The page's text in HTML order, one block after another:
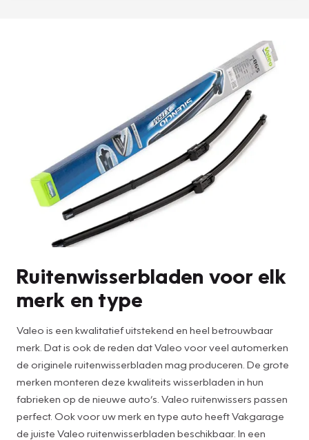
Ruitenwisserbladen voor elk
merk en type
Valeo is een kwalitatief uitstekend en heel betrouwbaar
merk. Dat is ook de reden dat Valeo voor veel automerken
de originele ruitenwisserbladen mag produceren. De grote
merken monteren deze kwaliteits wisserbladen in hun
fabrieken op de nieuwe auto’s. Valeo ruitenwissers passen
perfect. Ook voor uw merk en type auto heeft Vakgarage
de juiste Valeo ruitenwisserbladen beschikbaar. In een